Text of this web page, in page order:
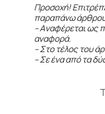
Προσοχή!
παραπάνω
– Αναφέρεται ως
αναφορά.
– Στο τέλος του
– Σε ένα από τα